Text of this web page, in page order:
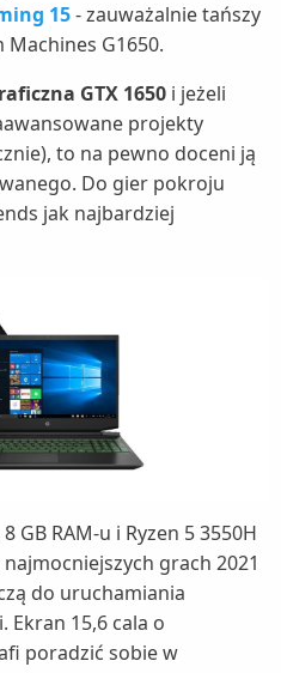
15- zauważalnie tańszy
G1650.
GTX 1650 i jeżeli
projekty
to na pewno doceni ją
Do gier pokroju
jak najbardziej
GB RAM-u i Ryzen 5 3550H
grach 2021
do uruchamiania
Ekran 15,6 cala o
poradzić sobie w